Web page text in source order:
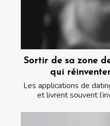
Sortir de sa zone
qui
Les applications de
et livrent souvent